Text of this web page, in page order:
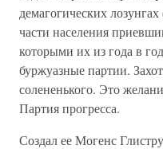
демагогических
части населения
которыми их из года в
буржуазные партии.
солененького. Это
Партия прогресса.
Создал ее Могенс